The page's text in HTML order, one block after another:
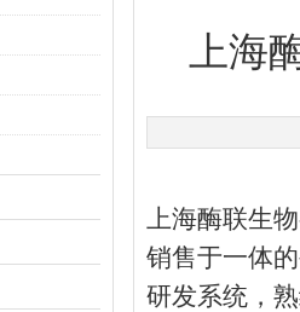
上海
上海酶联生
销售于一体
研发系统，